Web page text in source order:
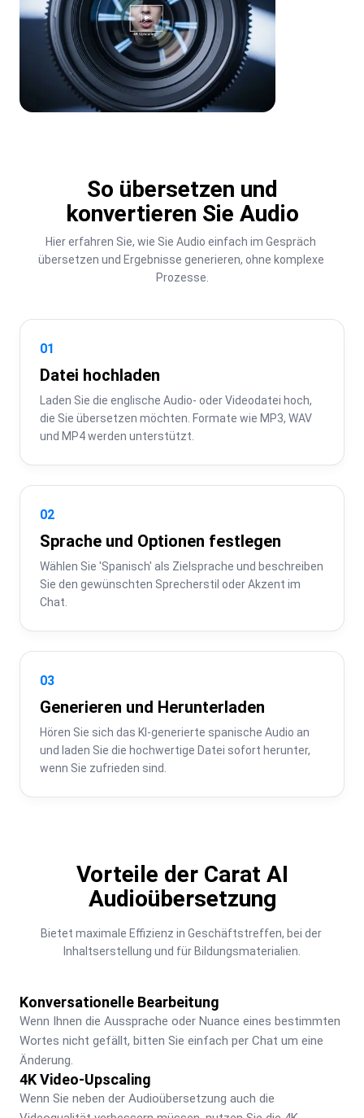
So übersetzen und
konvertieren Sie Audio
Hier erfahren Sie, wie Sie Audio einfach im Gespräch
übersetzen und Ergebnisse generieren, ohne komplexe
Prozesse.
01
Datei hochladen
Laden Sie die englische Audio- oder Videodatei hoch,
die Sie übersetzen möchten. Formate wie MP3, WAV
und MP4 werden unterstützt.
02
Sprache und Optionen festlegen
Wählen Sie 'Spanisch' als Zielsprache und beschreiben
Sie den gewünschten Sprecherstil oder Akzent im
Chat.
03
Generieren und Herunterladen
Hören Sie sich das KI-generierte spanische Audio an
und laden Sie die hochwertige Datei sofort herunter,
wenn Sie zufrieden sind.
Vorteile der Carat AI
Audioübersetzung
Bietet maximale Effizienz in Geschäftstreffen, bei der
Inhaltserstellung und für Bildungsmaterialien.
Konversationelle Bearbeitung
Wenn Ihnen die Aussprache oder Nuance eines bestimmten
Wortes nicht gefällt, bitten Sie einfach per Chat um eine
Änderung.
4K Video-Upscaling
Wenn Sie neben der Audioübersetzung auch die